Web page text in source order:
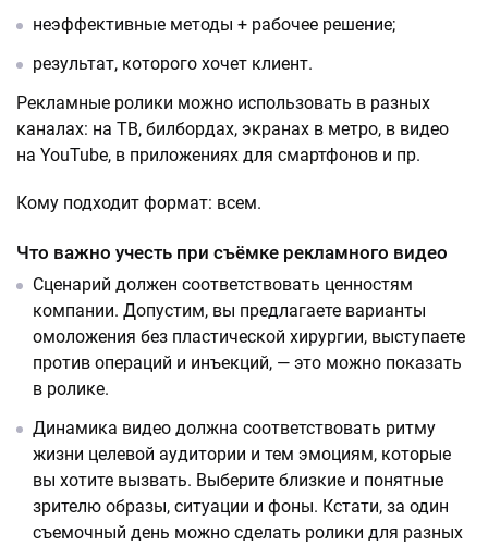
неэффективные методы + рабочее решение;
результат, которого хочет клиент.
Рекламные ролики можно использовать в разных
каналах: на ТВ, билбордах, экранах в метро, в видео
на YouTube, в приложениях для смартфонов и пр.
Кому подходит формат: всем.
Что важно учесть при съёмке рекламного видео
Сценарий должен соответствовать ценностям
компании. Допустим, вы предлагаете варианты
омоложения без пластической хирургии, выступаете
против операций и инъекций, — это можно показать
в ролике.
Динамика видео должна соответствовать ритму
жизни целевой аудитории и тем эмоциям, которые
вы хотите вызвать. Выберите близкие и понятные
зрителю образы, ситуации и фоны. Кстати, за один
съемочный день можно сделать ролики для разных